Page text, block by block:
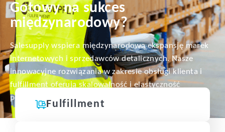
Gotowy na sukces
międzynarodowy?
Salesupply wspiera międzynarodową ekspansję marek
internetowych i sprzedawców detalicznych. Nasze
innowacyjne rozwiązania w zakresie obsługi klienta i
fulfillment oferują skalowalność i elastyczność
potrzebną do szybkiego zdobywania nowych rynków.
Fulfillment